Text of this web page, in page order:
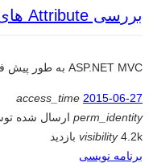
بررسی Attribute های AllowHtml و ValidationInput
ASP.NET MVC به طور پیش فرض از پذیرش…
access_time 2015-06-27
perm_identity ارسال شده
visibility4.2k بازدید
برنامه نویسی